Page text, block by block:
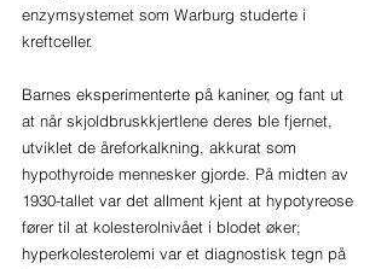
enzymsystemet som Warburg studerte i
kreftceller.
Barnes eksperimenterte på kaniner, og fant ut
at når skjoldbruskkjertlene deres ble fjernet,
utviklet de åreforkalkning, akkurat som
hypothyroide mennesker gjorde. På midten av
1930-tallet var det allment kjent at hypotyreose
fører til at kolesterolnivået i blodet øker;
hyperkolesterolemi var et diagnostisk tegn på